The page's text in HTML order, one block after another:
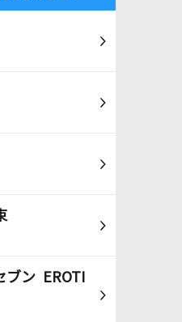
ブン EROTI